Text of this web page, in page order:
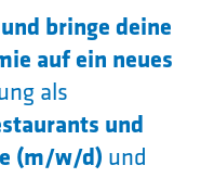
bringe deine
auf ein neues
als
und
(m/w/d) und